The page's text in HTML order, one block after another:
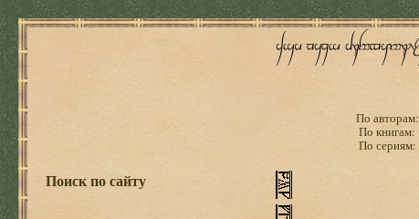
По авторам:
По книгам:
По сериям:
Поиск по сайту